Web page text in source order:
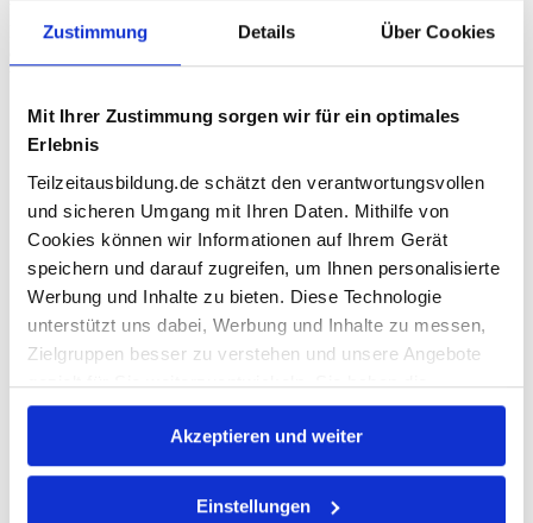
Zustimmung Details Über Cookies
Mit Ihrer Zustimmung sorgen wir für ein optimales
Erlebnis
Teilzeitausbildung.de schätzt den verantwortungsvollen
und sicheren Umgang mit Ihren Daten. Mithilfe von
Cookies können wir Informationen auf Ihrem Gerät
speichern und darauf zugreifen, um Ihnen personalisierte
Werbung und Inhalte zu bieten. Diese Technologie
unterstützt uns dabei, Werbung und Inhalte zu messen,
Zielgruppen besser zu verstehen und unsere Angebote
gezielt für Sie weiterzuentwickeln. Sie haben die
Kontrolle darüber, welche Anbieter Ihre Daten für
bestimmte Zwecke nutzen dürfen. Ihre Einwilligung
können Sie jederzeit ändern oder widerrufen. Wenn Sie
zustimmen, helfen Sie uns, Ihre Erfahrung noch besser
Akzeptieren und weiter
Einstellungen
kann, zeigt Horst Lang von der Servicestelle Teilzeit-Ausbildung in